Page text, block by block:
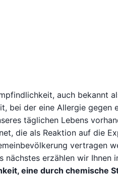
auch bekannt
bei der eine Allergie
täglichen Lebens
die als Reaktion auf die
vertragen
nächstes erzählen wir Ihnen
eine durch chemische